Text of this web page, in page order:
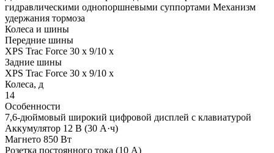
гидравлическими однопоршневыми суппортами Механизм
удержания тормоза
Колеса и шины
Передние шины
XPS Trac Force 30 x 9/10 x
Задние шины
XPS Trac Force 30 x 9/10 x
Колеса, д
14
Особенности
7,6-дюймовый широкий цифровой дисплей с клавиатурой
Аккумулятор 12 В (30 А·ч)
Магнето 850 Вт
Розетка постоянного тока (10 А)